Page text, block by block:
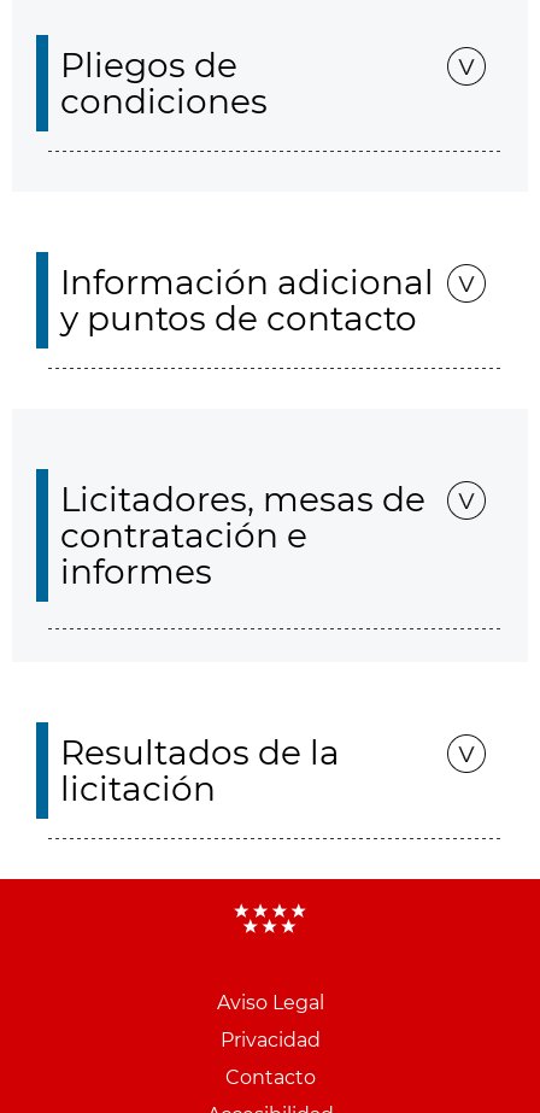
Pliegos de
condiciones
Información adicional
y puntos de contacto
Licitadores, mesas de
contratación e
informes
Resultados de la
licitación
Aviso Legal
Privacidad
Contacto